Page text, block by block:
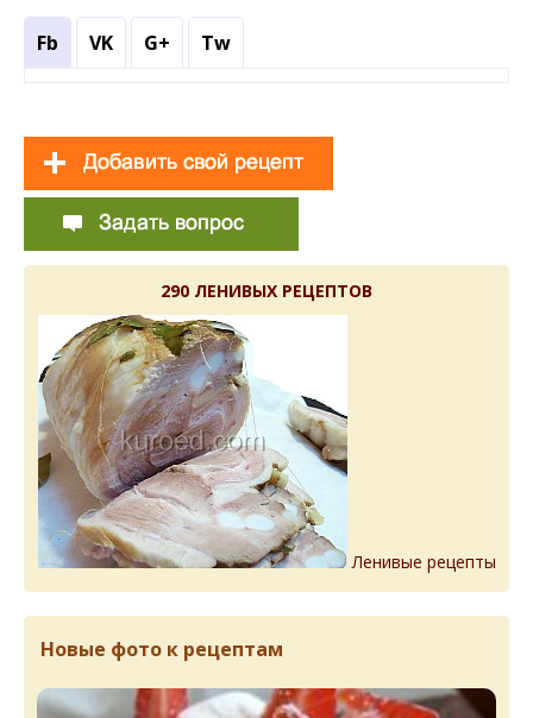
Fb VK G+ Tw
290 ЛЕНИВЫХ РЕЦЕПТОВ
Ленивые рецепты
Новые фото к рецептам